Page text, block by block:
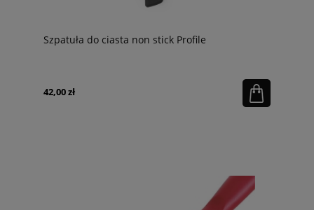
Szpatuła do ciasta non stick Profile
42,00 zł